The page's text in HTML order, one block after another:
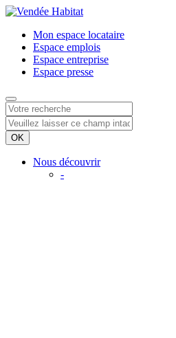
Mon espace locataire
Espace emplois
Espace entreprise
Espace presse
Nous découvrir
-